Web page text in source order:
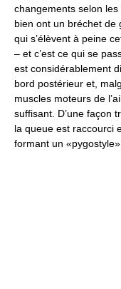
changements selon
bien ont un bréchet de
qui s’élèvent à peine
– et c’est ce qui se
est considérablement
bord postérieur et,
muscles moteurs de
suffisant. D’une façon
la queue est raccourci
formant un